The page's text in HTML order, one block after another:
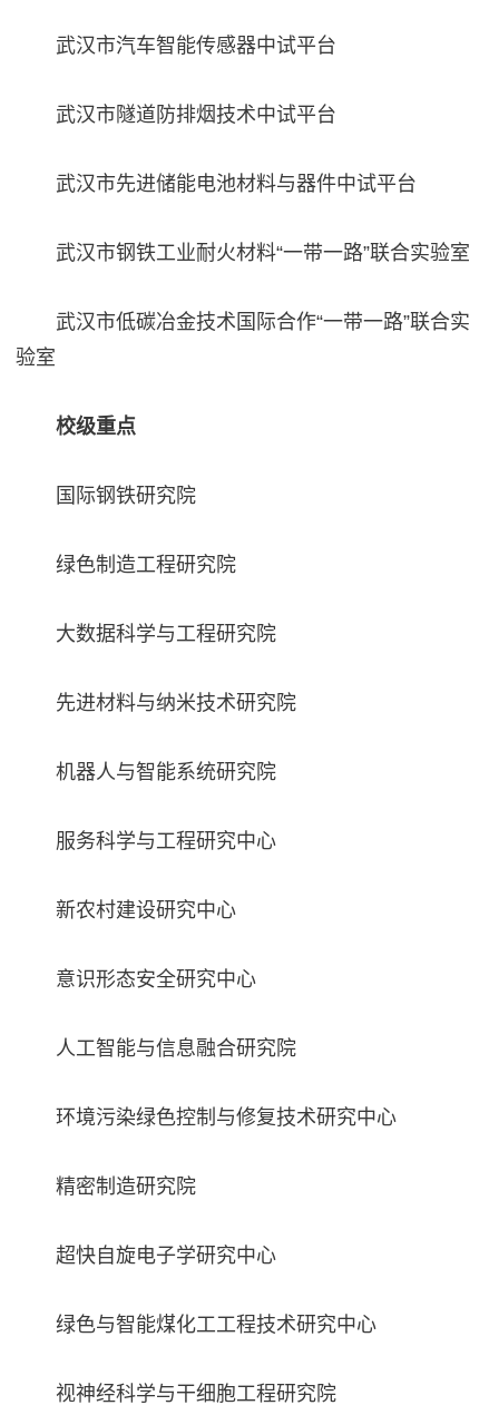
武汉市汽车智能传感器中试平台
武汉市隧道防排烟技术中试平台
武汉市先进储能电池材料与器件中试平台
武汉市钢铁工业耐火材料“一带一路”联合实验室
武汉市低碳冶金技术国际合作“一带一路”联合实
验室
校级重点
国际钢铁研究院
绿色制造工程研究院
大数据科学与工程研究院
先进材料与纳米技术研究院
机器人与智能系统研究院
服务科学与工程研究中心
新农村建设研究中心
意识形态安全研究中心
人工智能与信息融合研究院
环境污染绿色控制与修复技术研究中心
精密制造研究院
超快自旋电子学研究中心
绿色与智能煤化工工程技术研究中心
视神经科学与干细胞工程研究院